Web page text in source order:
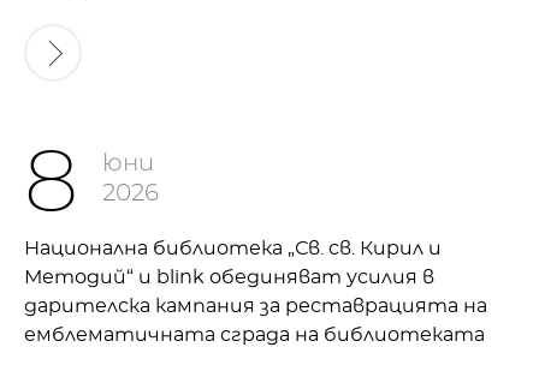
8
юни
2026
Национална библиотека „Св. св. Кирил и
Методий“ и blink обединяват усилия в
дарителска кампания за реставрацията на
емблематичната сграда на библиотеката